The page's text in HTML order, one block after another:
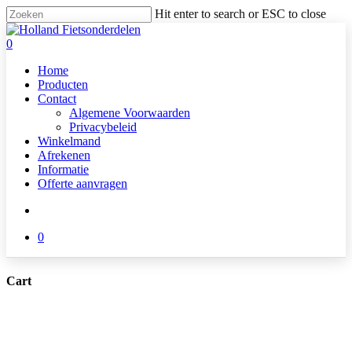
Skip
to
main
Hit enter to search or ESC to close
Close
Search
search
0
Home
Producten
Contact
Algemene Voorwaarden
Privacybeleid
Winkelmand
Afrekenen
Informatie
Offerte aanvragen
0
Cart